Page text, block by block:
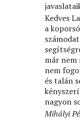
Kedves
a
már nem
nem
és talán
nagyon
Mihályi